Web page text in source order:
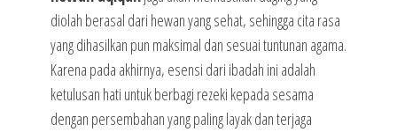
diolah berasal dari hewan yang sehat, sehingga cita rasa
yang dihasilkan pun maksimal dan sesuai tuntunan agama.
Karena pada akhirnya, esensi dari ibadah ini adalah
ketulusan hati untuk berbagi rezeki kepada sesama
dengan persembahan yang paling layak dan terjaga